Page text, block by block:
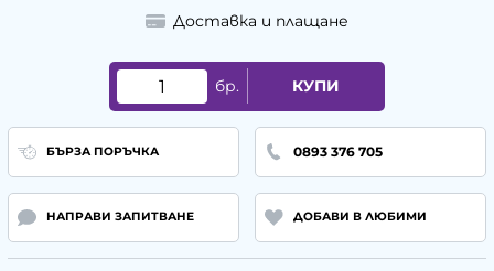
Доставка и плащане
бр. КУПИ
БЪРЗА ПОРЪЧКА 0893 376 705
НАПРАВИ ЗАПИТВАНЕ ДОБАВИ В ЛЮБИМИ